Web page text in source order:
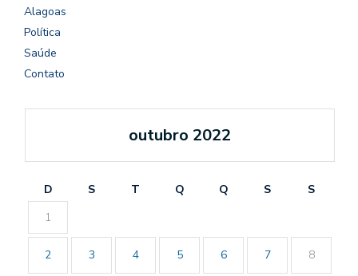
Alagoas
Política
Saúde
Contato
outubro 2022
D S T Q Q S
S
1
2 3 4 5 6 7 8